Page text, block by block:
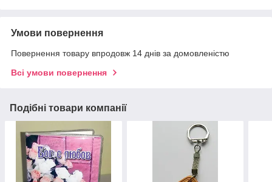
Умови повернення
Повернення товару впродовж 14 днів за домовленістю
Всі умови повернення
Подібні товари компанії